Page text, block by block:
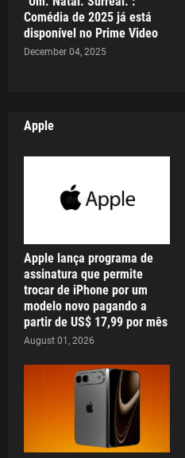
Comédia de 2025 já está
disponível no Prime Video
December 04, 2025
Apple
Apple lança programa de
assinatura que permite
trocar de iPhone por um
modelo novo pagando a
partir de US$ 17,99 por mês
August 01, 2026